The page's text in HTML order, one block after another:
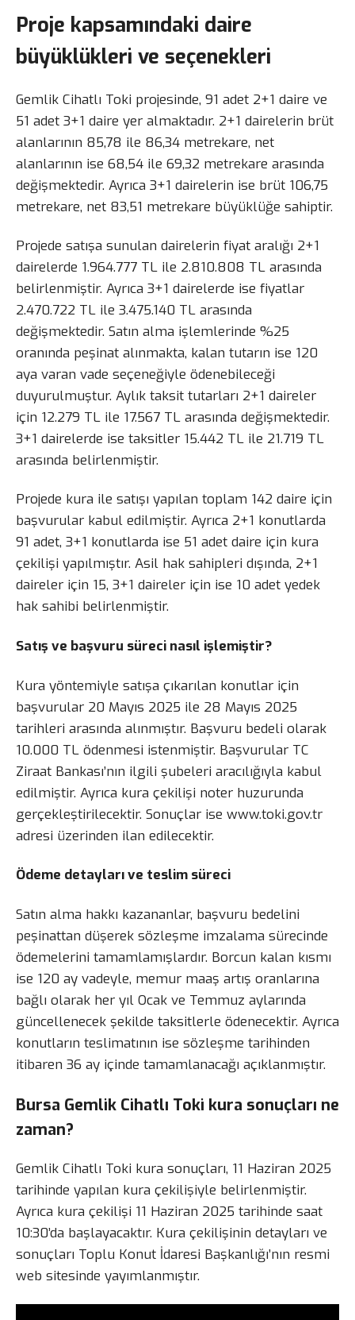
Proje kapsamındaki daire
büyüklükleri ve seçenekleri
Gemlik Cihatlı Toki projesinde, 91 adet 2+1 daire ve
51 adet 3+1 daire yer almaktadır. 2+1 dairelerin brüt
alanlarının 85,78 ile 86,34 metrekare, net
alanlarının ise 68,54 ile 69,32 metrekare arasında
değişmektedir. Ayrıca 3+1 dairelerin ise brüt 106,75
metrekare, net 83,51 metrekare büyüklüğe sahiptir.
Projede satışa sunulan dairelerin fiyat aralığı 2+1
dairelerde 1.964.777 TL ile 2.810.808 TL arasında
belirlenmiştir. Ayrıca 3+1 dairelerde ise fiyatlar
2.470.722 TL ile 3.475.140 TL arasında
değişmektedir. Satın alma işlemlerinde %25
oranında peşinat alınmakta, kalan tutarın ise 120
aya varan vade seçeneğiyle ödenebileceği
duyurulmuştur. Aylık taksit tutarları 2+1 daireler
için 12.279 TL ile 17.567 TL arasında değişmektedir.
3+1 dairelerde ise taksitler 15.442 TL ile 21.719 TL
arasında belirlenmiştir.
Projede kura ile satışı yapılan toplam 142 daire için
başvurular kabul edilmiştir. Ayrıca 2+1 konutlarda
91 adet, 3+1 konutlarda ise 51 adet daire için kura
çekilişi yapılmıştır. Asil hak sahipleri dışında, 2+1
daireler için 15, 3+1 daireler için ise 10 adet yedek
hak sahibi belirlenmiştir.
Satış ve başvuru süreci nasıl işlemiştir?
Kura yöntemiyle satışa çıkarılan konutlar için
başvurular 20 Mayıs 2025 ile 28 Mayıs 2025
tarihleri arasında alınmıştır. Başvuru bedeli olarak
10.000 TL ödenmesi istenmiştir. Başvurular TC
Ziraat Bankası’nın ilgili şubeleri aracılığıyla kabul
edilmiştir. Ayrıca kura çekilişi noter huzurunda
gerçekleştirilecektir. Sonuçlar ise www.toki.gov.tr
adresi üzerinden ilan edilecektir.
Ödeme detayları ve teslim süreci
Satın alma hakkı kazananlar, başvuru bedelini
peşinattan düşerek sözleşme imzalama sürecinde
ödemelerini tamamlamışlardır. Borcun kalan kısmı
ise 120 ay vadeyle, memur maaş artış oranlarına
bağlı olarak her yıl Ocak ve Temmuz aylarında
güncellenecek şekilde taksitlerle ödenecektir. Ayrıca
konutların teslimatının ise sözleşme tarihinden
itibaren 36 ay içinde tamamlanacağı açıklanmıştır.
Bursa Gemlik Cihatlı Toki kura sonuçları ne
zaman?
Gemlik Cihatlı Toki kura sonuçları, 11 Haziran 2025
tarihinde yapılan kura çekilişiyle belirlenmiştir.
Ayrıca kura çekilişi 11 Haziran 2025 tarihinde saat
10:30’da başlayacaktır. Kura çekilişinin detayları ve
sonuçları Toplu Konut İdaresi Başkanlığı’nın resmi
web sitesinde yayımlanmıştır.